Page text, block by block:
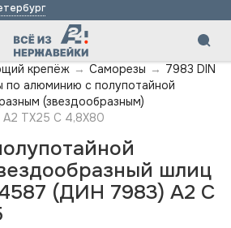
крепёж → Саморезы → 7983 DIN
по алюминию с полупотайной
(звездообразным)
TX25 C 4,8X80
шлиц
(ДИН 7983) А2 C